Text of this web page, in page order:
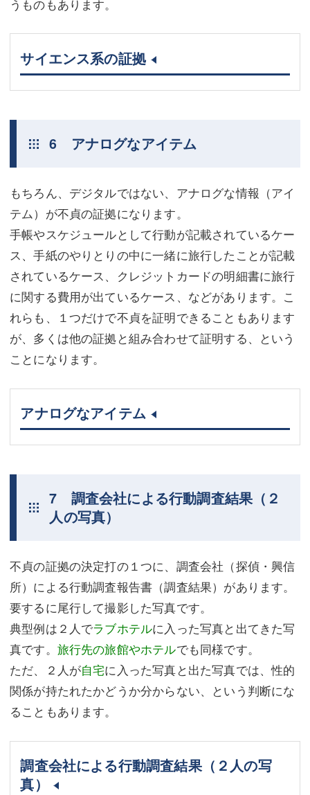
うものもあります。
サイエンス系の証拠
6 アナログなアイテム
もちろん、デジタルではない、アナログな情報（アイ
テム）が不貞の証拠になります。
手帳やスケジュールとして行動が記載されているケー
ス、手紙のやりとりの中に一緒に旅行したことが記載
されているケース、クレジットカードの明細書に旅行
に関する費用が出ているケース、などがあります。こ
れらも、１つだけで不貞を証明できることもあります
が、多くは他の証拠と組み合わせて証明する、という
ことになります。
アナログなアイテム
7 調査会社による行動調査結果（２
人の写真）
不貞の証拠の決定打の１つに、調査会社（探偵・興信
所）による行動調査報告書（調査結果）があります。
要するに尾行して撮影した写真です。
典型例は２人でラブホテルに入った写真と出てきた写
真です。 旅行先の旅館やホテルでも同様です。
ただ、２人が自宅に入った写真と出た写真では、性的
関係が持たれたかどうか分からない、という判断にな
ることもあります。
調査会社による行動調査結果（２人の写
真）